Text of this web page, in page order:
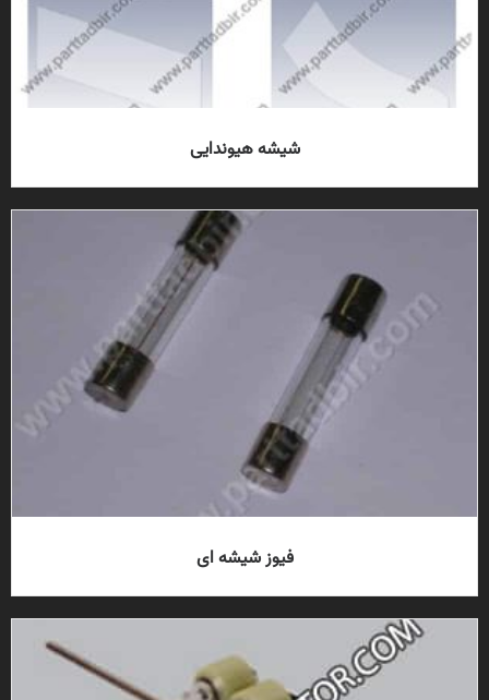
شیشه هیوندایی
فیوز شیشه ای